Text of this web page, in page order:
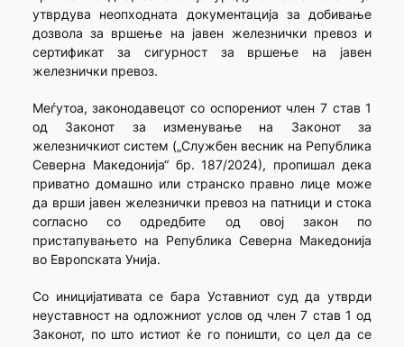
утврдува неопходната документација за добивање
дозвола за вршење на јавен железнички превоз и
сертификат за сигурност за вршење на јавен
железнички превоз.
Меѓутоа, законодавецот со оспорениот член 7 став 1
од Законот за изменување на Законот за
железничкиот систем („Службен весник на Република
Северна Македонија“ бр. 187/2024), пропишал дека
приватно домашно или странско правно лице може
да врши јавен железнички превоз на патници и стока
согласно со одредбите од овој закон по
пристапувањето на Република Северна Македонија
во Европската Унија.
Со иницијативата се бара Уставниот суд да утврди
неуставност на одложниот услов од член 7 став 1 од
Законот, по што истиот ќе го поништи, со цел да се